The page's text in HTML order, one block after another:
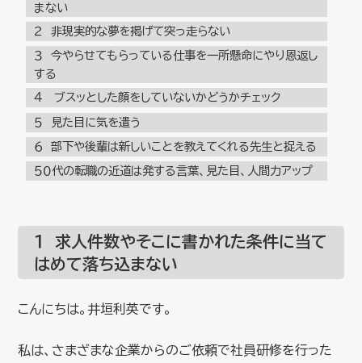
まない
２ 非現実的な夢を掲げて突っ走らない
３ 今やらせてもらっている仕事を一所懸命にやり恩返し
する
４ ブスッとした顔をしていないかどうかチェック
５ 見た目に気を遣う
６ 部下や後輩は新しいことを教えてくれる先生と捉える
５０代の転職の近道は発する言葉、見た目、人間力アップ
１ 求人件数やそこに書かれた条件に当て
はめて落ち込まない
こんにちは。井垣利英です。
私は、さまざまな企業からのご依頼で社員研修を行った